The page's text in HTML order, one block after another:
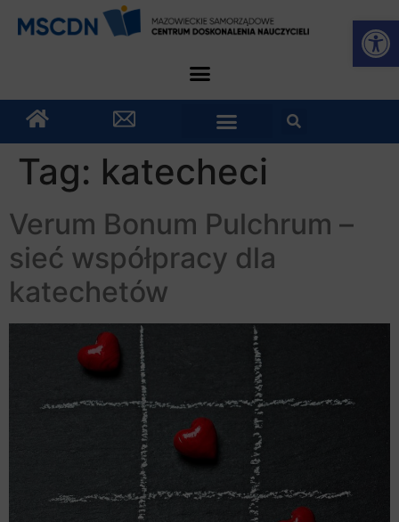
Tag: katecheci
Verum Bonum Pulchrum –
sieć współpracy dla
katechetów